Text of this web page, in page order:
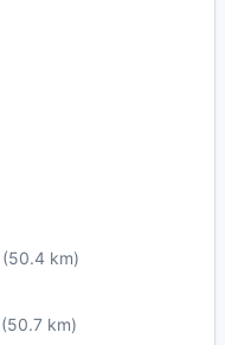
(50.4 km)
(50.7 km)